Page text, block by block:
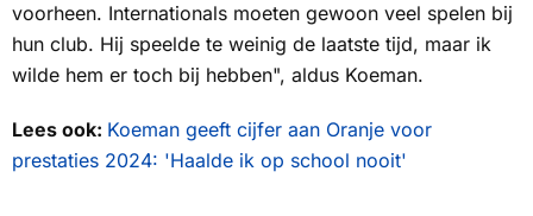
voorheen. Internationals moeten gewoon veel spelen bij
hun club. Hij speelde te weinig de laatste tijd, maar ik
wilde hem er toch bij hebben", aldus Koeman.
Lees ook: Koeman geeft cijfer aan Oranje voor
prestaties 2024: 'Haalde ik op school nooit'